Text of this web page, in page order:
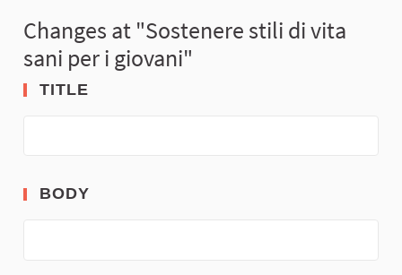
Changes at "Sostenere stili di vita
sani per i giovani"
TITLE
BODY